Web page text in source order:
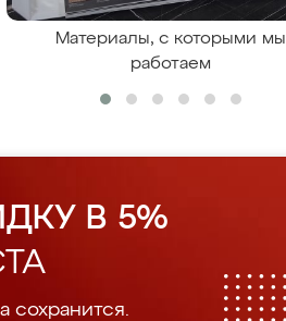
Материалы, с которыми мы
работаем
В 5%
сохранится.